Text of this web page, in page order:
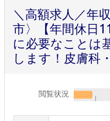
＼高額求人／年
市〉【年間休日
に必要なことは
します！皮膚科
閲覧状況